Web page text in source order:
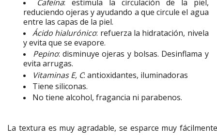
Cafeína: estimula la circulación de la piel,
reduciendo ojeras y ayudando a que circule el agua
entre las capas de la piel.
Ácido hialurónico: refuerza la hidratación, nivela
y evita que se evapore.
Pepino: disminuye ojeras y bolsas. Desinflama y
evita arrugas.
Vitaminas E, C: antioxidantes, iluminadoras
Tiene siliconas.
No tiene alcohol, fragancia ni parabenos.
La textura es muy agradable, se esparce muy